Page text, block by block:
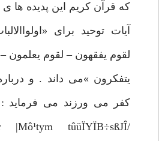
که قرآن کریم این پدیده ها ی
آیات توحید برای
لقوم یفقهون – لقوم یعلمون
یتفکرون »می داند . و
|Mô¹tym tûüÏYÏB÷sßJÎ/